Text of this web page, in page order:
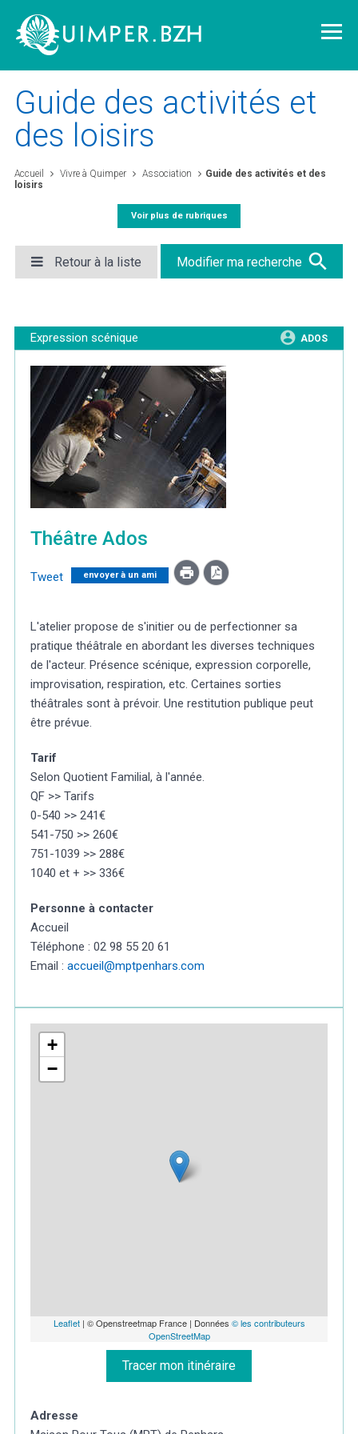
Vivre à Quimper
Découvrir Quimper
Quimper demain
L'agglomération
Météo/UV Webcams Select Language ▼
Guide des activités et
des loisirs
Accueil Vivre à Quimper Association
Guide des activités et des
loisirs
Voir plus de rubriques
Retour à la liste Modifier ma recherche
Expression scénique ADOS
Théâtre Ados
Tweet envoyer à un ami
L'atelier propose de s'initier ou de perfectionner sa
pratique théâtrale en abordant les diverses techniques
de l'acteur. Présence scénique, expression corporelle,
improvisation, respiration, etc. Certaines sorties
théâtrales sont à prévoir. Une restitution publique peut
être prévue.
Tarif
Selon Quotient Familial, à l'année.
QF >> Tarifs
0-540 >> 241€
541-750 >> 260€
751-1039 >> 288€
1040 et + >> 336€
Personne à contacter
Accueil
Téléphone : 02 98 55 20 61
Email : accueil@mptpenhars.com
+
−
Leaflet| © Openstreetmap France | Données © les contributeurs
OpenStreetMap
Tracer mon itinéraire
Adresse